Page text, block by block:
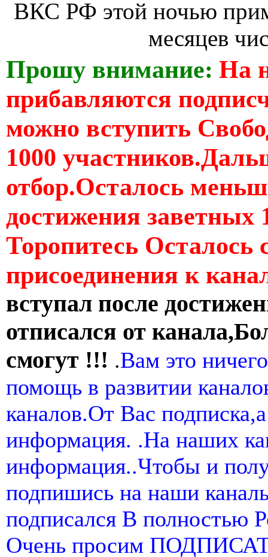
ВКС РФ этой ночью
месяцев
Прошу внимание: На
прибавляются
можно вступить
1000
отбор.Осталось
достижения заветных
Торопитесь Осталось
присоединения к
вступал после
отписался от
смогут !!! .Вам это
помощь в развитии
каналов.От Вас
информация. .На наших
информация..Чтобы и
подпишись на наши
подписался В полностью
Очень просим